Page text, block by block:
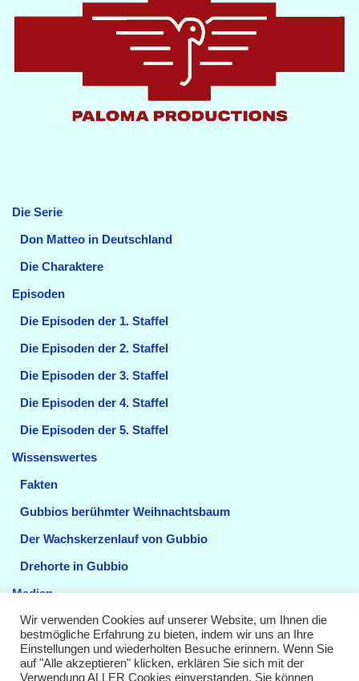
Die Serie
Don Matteo in Deutschland
Die Charaktere
Episoden
Die Episoden der 1. Staffel
Die Episoden der 2. Staffel
Die Episoden der 3. Staffel
Die Episoden der 4. Staffel
Die Episoden der 5. Staffel
Wissenswertes
Fakten
Gubbios berühmter Weihnachtsbaum
Der Wachskerzenlauf von Gubbio
Drehorte in Gubbio
Medien
Videos
Sendetermine
Wir verwenden Cookies auf unserer Website, um Ihnen die
bestmögliche Erfahrung zu bieten, indem wir uns an Ihre
Einstellungen und wiederholten Besuche erinnern. Wenn Sie
auf "Alle akzeptieren" klicken, erklären Sie sich mit der
Verwendung ALLER Cookies einverstanden. Sie können